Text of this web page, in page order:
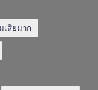
เสียมาก